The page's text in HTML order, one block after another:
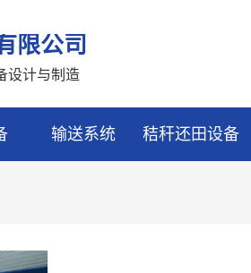
输送系统 秸秆还田设备
限公司
设计与制造